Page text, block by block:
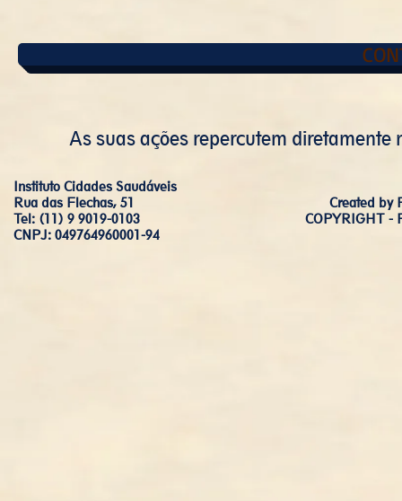
As suas ações repercutem
Created
COPYRIGHT -
Instituto Cidades Saudáveis
Rua das Flechas, 51
Tel: (11) 9 9019-0103
CNPJ: 049764960001-94